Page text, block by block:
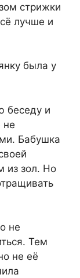
стрижки
лучше и
была у
беседу и
не
Бабушка
из зол. Но
не
Тем
не её